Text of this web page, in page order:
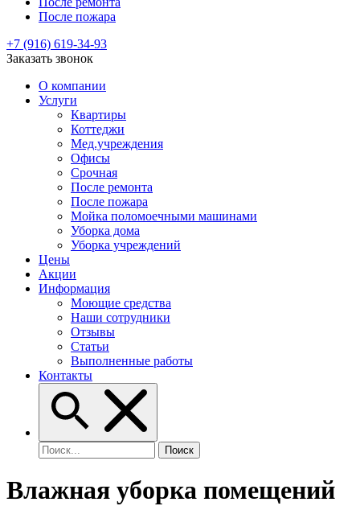
После пожара
+7 (916) 619-34-93
Заказать звонок
О компании
Услуги
Квартиры
Коттеджи
Мед.учреждения
Офисы
Срочная
После ремонта
После пожара
Мойка поломоечными машинами
Уборка дома
Уборка учреждений
Цены
Акции
Информация
Моющие средства
Наши сотрудники
Отзывы
Статьи
Выполненные работы
Контакты
Влажная уборка помещений